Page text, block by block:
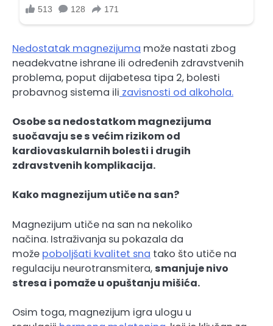
Nedostatak magnezijuma može nastati zbog
neadekvatne ishrane ili određenih zdravstvenih
problema, poput dijabetesa tipa 2, bolesti
probavnog sistema ili zavisnosti od alkohola.
Osobe sa nedostatkom magnezijuma
suočavaju se s većim rizikom od
kardiovaskularnih bolesti i drugih
zdravstvenih komplikacija.
Kako magnezijum utiče na san?
Magnezijum utiče na san na nekoliko
načina. Istraživanja su pokazala da
može poboljšati kvalitet sna tako što utiče na
regulaciju neurotransmitera, smanjuje nivo
stresa i pomaže u opuštanju mišića.
Osim toga, magnezijum igra ulogu u